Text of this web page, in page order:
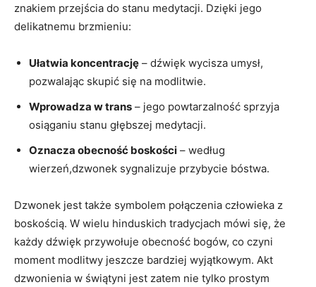
znakiem przejścia⁢ do stanu medytacji. Dzięki jego
delikatnemu brzmieniu:
Ułatwia koncentrację – dźwięk wycisza umysł,
pozwalając skupić się na modlitwie.
Wprowadza w⁢ trans – jego powtarzalność sprzyja
osiąganiu stanu głębszej medytacji.
Oznacza obecność boskości – według
⁢wierzeń,dzwonek sygnalizuje przybycie bóstwa.
Dzwonek jest także symbolem połączenia człowieka ​z
boskością. W wielu hinduskich ⁤tradycjach mówi się, że
każdy dźwięk przywołuje obecność bogów, co ⁢czyni
moment modlitwy jeszcze bardziej wyjątkowym. Akt
dzwonienia w świątyni jest zatem ⁢nie tylko prostym